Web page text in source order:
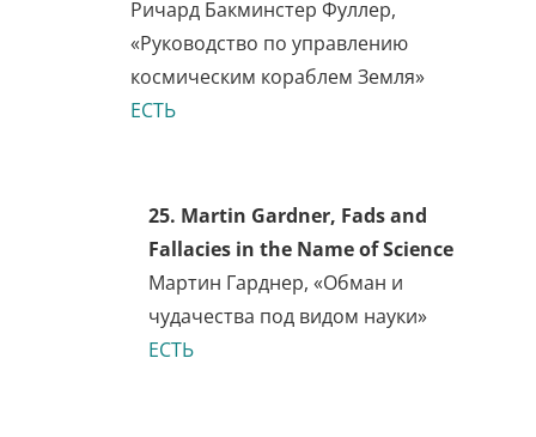
21. Jacque Fresco, Designing
the Future
Жак Фреско,
22. Kenneth Keyes & Jacque
Fresco, Looking Forward
Жак Фреско, Кеннет Киз,